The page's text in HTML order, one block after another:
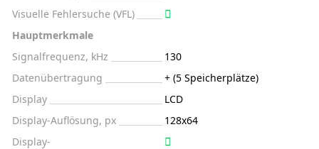
Visuelle Fehlersuche (VFL)
Hauptmerkmale
Signalfrequenz, kHz
130
Datenübertragung
+ (5 Speicherplätze)
Display
LCD
Display-Auflösung, px
128х64
Display-